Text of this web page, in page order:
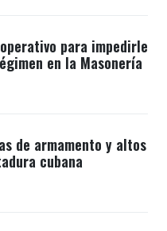
para impedirle
en la Masonería
de armamento y altos
cubana